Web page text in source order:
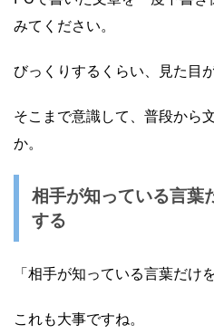
みてください。
びっくりするくらい、見た目
そこまで意識して、普段から
か。
相手が知っている言葉
する
「相手が知っている言葉だけ
これも大事ですね。